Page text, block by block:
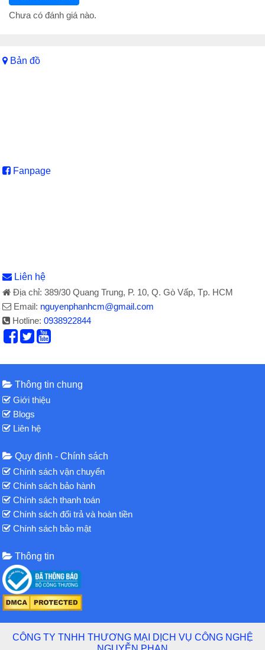
Chưa có đánh giá nào.
Bản đồ
Fanpage
Liên hệ
Địa chỉ: 389/30 Quang Trung, P. 10, Q. Gò Vấp, Tp. HCM
Email: nguyenphanhcm@gmail.com
Hotline:0938922844
Thông tin chung
Giới thiệu
Blogs
Liên hệ
Quy định - Chính sách
Chính sách vận chuyển
Chính sách bảo hành
Chính sách thanh toán
Chính sách đổi trả và hoàn tiền
Chính sách bảo mật
Thông tin
CÔNG TY TNHH THƯƠNG MẠI DỊCH VỤ CÔNG NGHỆ